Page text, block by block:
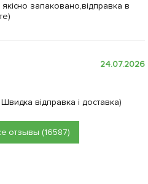
запаковано,відправка в
24.07.2026
відправка і доставка)
отзывы (16587)